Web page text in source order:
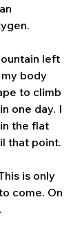
left
body
to climb
one day. I
the flat
that point.
is only
come. On